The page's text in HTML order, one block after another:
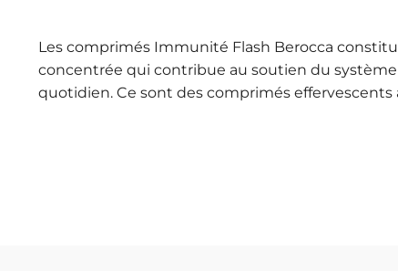
Les comprimés Immunité Flash Berocca
concentrée qui contribue au soutien du
quotidien. Ce sont des comprimés effervescents